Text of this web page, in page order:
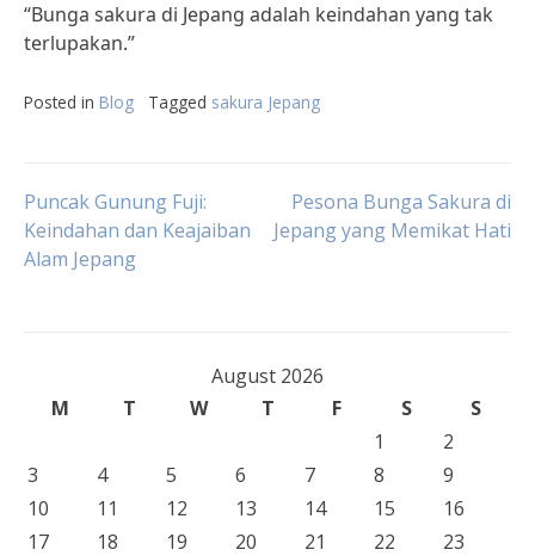
“Bunga sakura di Jepang adalah keindahan yang tak
terlupakan.”
Posted in Blog Tagged sakura Jepang
Post
navigation
Puncak Gunung Fuji:
Keindahan dan Keajaiban
Alam Jepang
Pesona Bunga Sakura di
Jepang yang Memikat Hati
August 2026
M
T W T F S
S
1
2
3
4 5 6 7 8
9
10
11 12 13 14 15
16
17
18 19 20 21 22
23